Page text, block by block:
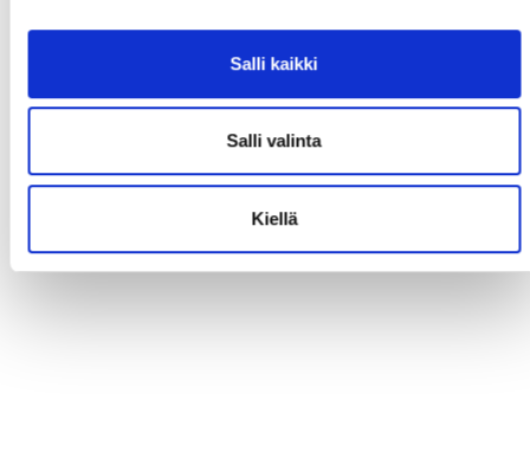
Salli kaikki
Salli valinta
Kiellä